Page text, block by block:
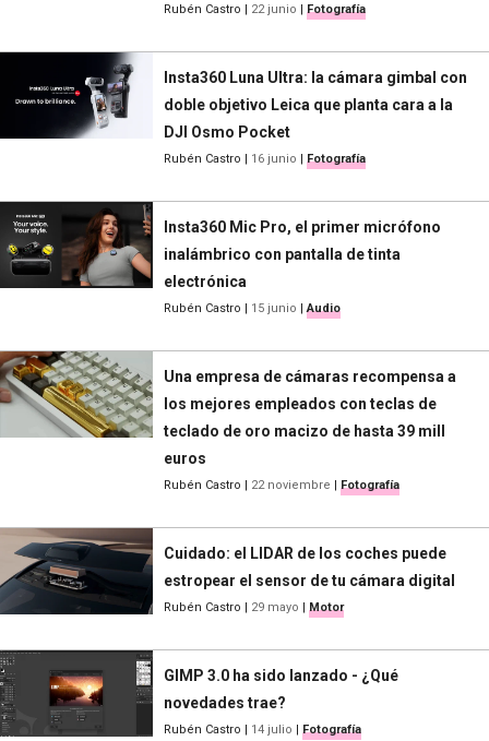
Rubén Castro | 22 junio | Fotografía
Insta360 Luna Ultra: la cámara gimbal con
doble objetivo Leica que planta cara a la
DJI Osmo Pocket
Rubén Castro | 16 junio | Fotografía
Insta360 Mic Pro, el primer micrófono
inalámbrico con pantalla de tinta
electrónica
Rubén Castro | 15 junio |Audio
Una empresa de cámaras recompensa a
los mejores empleados con teclas de
teclado de oro macizo de hasta 39 mill
euros
Rubén Castro | 22 noviembre | Fotografía
Cuidado: el LIDAR de los coches puede
estropear el sensor de tu cámara digital
Rubén Castro | 29 mayo | Motor
GIMP 3.0 ha sido lanzado - ¿Qué
novedades trae?
Rubén Castro | 14 julio | Fotografía